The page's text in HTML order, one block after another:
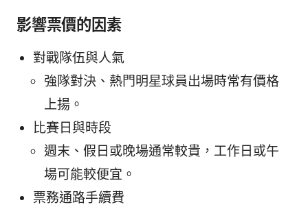
影響票價的因素
對戰隊伍與人氣
強隊對決、熱門明星球員出場時常有價格
上揚。
比賽日與時段
週末、假日或晚場通常較貴，工作日或午
場可能較便宜。
票務通路手續費